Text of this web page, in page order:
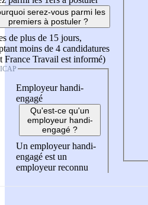
serez-vous parmi les
premiers à postuler ?
de plus de 15 jours,
moins de 4 candidatures
France Travail est informé)
Employeur handi-
engagé
Qu'est-ce qu'un
employeur handi-
engagé ?
Un employeur handi-
engagé est un
employeur reconnu